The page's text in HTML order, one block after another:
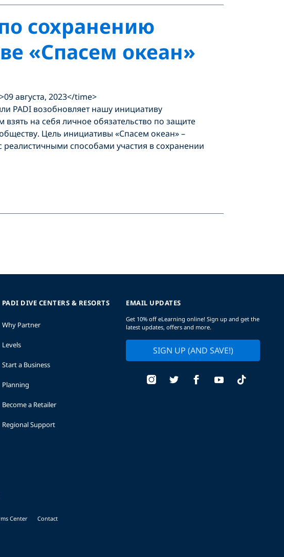
сохранению
«Спасем океан»
августа, 2023</time>
PADI возобновляет нашу инициативу
на себя личное обязательство по защите
Цель инициативы «Спасем океан» –
способами участия в сохранении
EMAIL UPDATES
Get 10% off eLearning online! Sign up and get the
latest updates, offers and more.
SIGN UP (AND SAVE!)
PADI DIVE CENTERS & RESORTS
Why Partner
Levels
Start a Business
Planning
Become a Retailer
Regional Support
Center Contact